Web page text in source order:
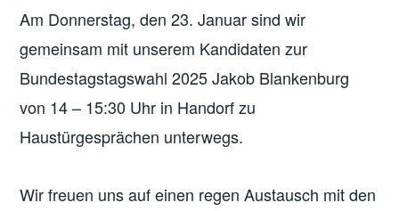
Am Donnerstag, den 23. Januar sind wir
gemeinsam mit unserem Kandidaten zur
Bundestagstagswahl 2025 Jakob Blankenburg
von 14 – 15:30 Uhr in Handorf zu
Haustürgesprächen unterwegs.
Wir freuen uns auf einen regen Austausch mit den